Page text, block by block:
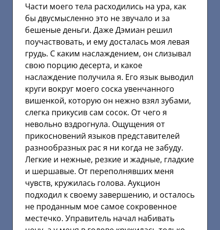
Части моего тела расходились на ура, как
бы двусмысленно это не звучало и за
бешеные деньги. Даже Дэмиан решил
поучаствовать, и ему досталась моя левая
грудь. С каким наслаждением, он слизывал
свою порцию десерта, и какое
наслаждение получила я. Его язык выводил
круги вокруг моего соска увенчанного
вишенкой, которую он нежно взял зубами,
слегка прикусив сам сосок. От чего я
невольно вздрогнула. Ощущения от
прикосновений языков представителей
разнообразных рас я ни когда не забуду.
Легкие и нежные, резкие и жадные, гладкие
и шершавые. От переполнявших меня
чувств, кружилась голова. Аукцион
подходил к своему завершению, и осталось
не проданным мое самое сокровенное
местечко. Управитель начал набивать